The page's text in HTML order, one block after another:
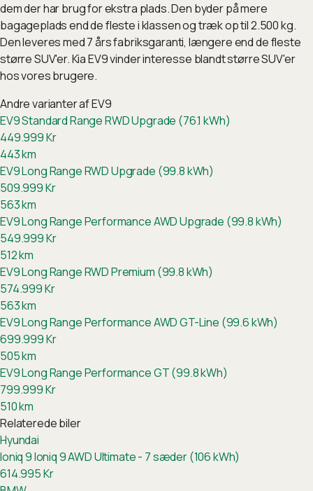
dem der har brug for ekstra plads. Den byder på mere
bagageplads end de fleste i klassen og træk op til 2.500 kg.
Den leveres med 7 års fabriksgaranti, længere end de fleste
større SUV'er. Kia EV9 vinder interesse blandt større SUV'er
hos vores brugere.
Andre varianter afEV9
EV9 Standard Range RWD Upgrade (76.1 kWh)
449.999Kr
443km
EV9 Long Range RWD Upgrade (99.8 kWh)
509.999Kr
563km
EV9 Long Range Performance AWD Upgrade (99.8 kWh)
549.999Kr
512km
EV9 Long Range RWD Premium (99.8 kWh)
574.999Kr
563km
EV9 Long Range Performance AWD GT-Line (99.6 kWh)
699.999Kr
505km
EV9 Long Range Performance GT (99.8 kWh)
799.999Kr
510km
Relaterede biler
Hyundai
Ioniq 9Ioniq 9 AWD Ultimate - 7 sæder (106 kWh)
614.995Kr